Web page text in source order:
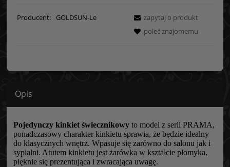
Producent: GOLDSUN-Le
zapytaj o produkt
poleć znajomemu
Opis
Pojedynczy kinkiet świecznikowy to model z serii PRAMA,
ponadczasowy charakter kinkietu sprawia, że będzie idealny
do klasycznych wnętrz. Wpasuje się zarówno do salonu jak i
sypialni. Atutem kinkietu jest żarówka w kształcie płomyka,
pięknie się prezentująca i zwracająca uwagę.